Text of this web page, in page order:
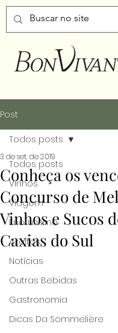
Post
Todos posts
Vinhos
Viagem
Enoturismo
Azeites
Notícias
Outras Bebidas
Gastronomia
Dicas Da Sommelière
Todos posts
Conheça os
Concurso de
Vinhos e Sucos
Caxias do Sul
3 de set. de 2019